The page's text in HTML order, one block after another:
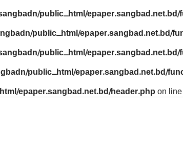
public_html/
public_html/epaper.sangbad.net.bd/
public_html/
public_html/epaper.sangbad.net.bd/
epaper.sangbad.net.bd/header.php on line